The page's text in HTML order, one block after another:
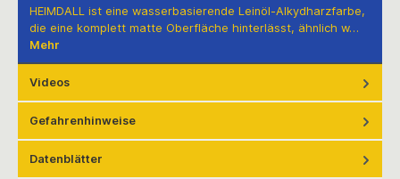
HEIMDALL ist eine wasserbasierende Leinöl-Alkydharzfarbe,
die eine komplett matte Oberfläche hinterlässt, ähnlich w…
Mehr
Videos
Gefahrenhinweise
Datenblätter